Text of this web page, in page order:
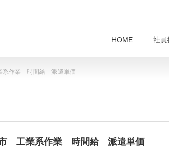
HOME 社員
作業 時間給 派遣単価
工業系作業 時間給 派遣単価